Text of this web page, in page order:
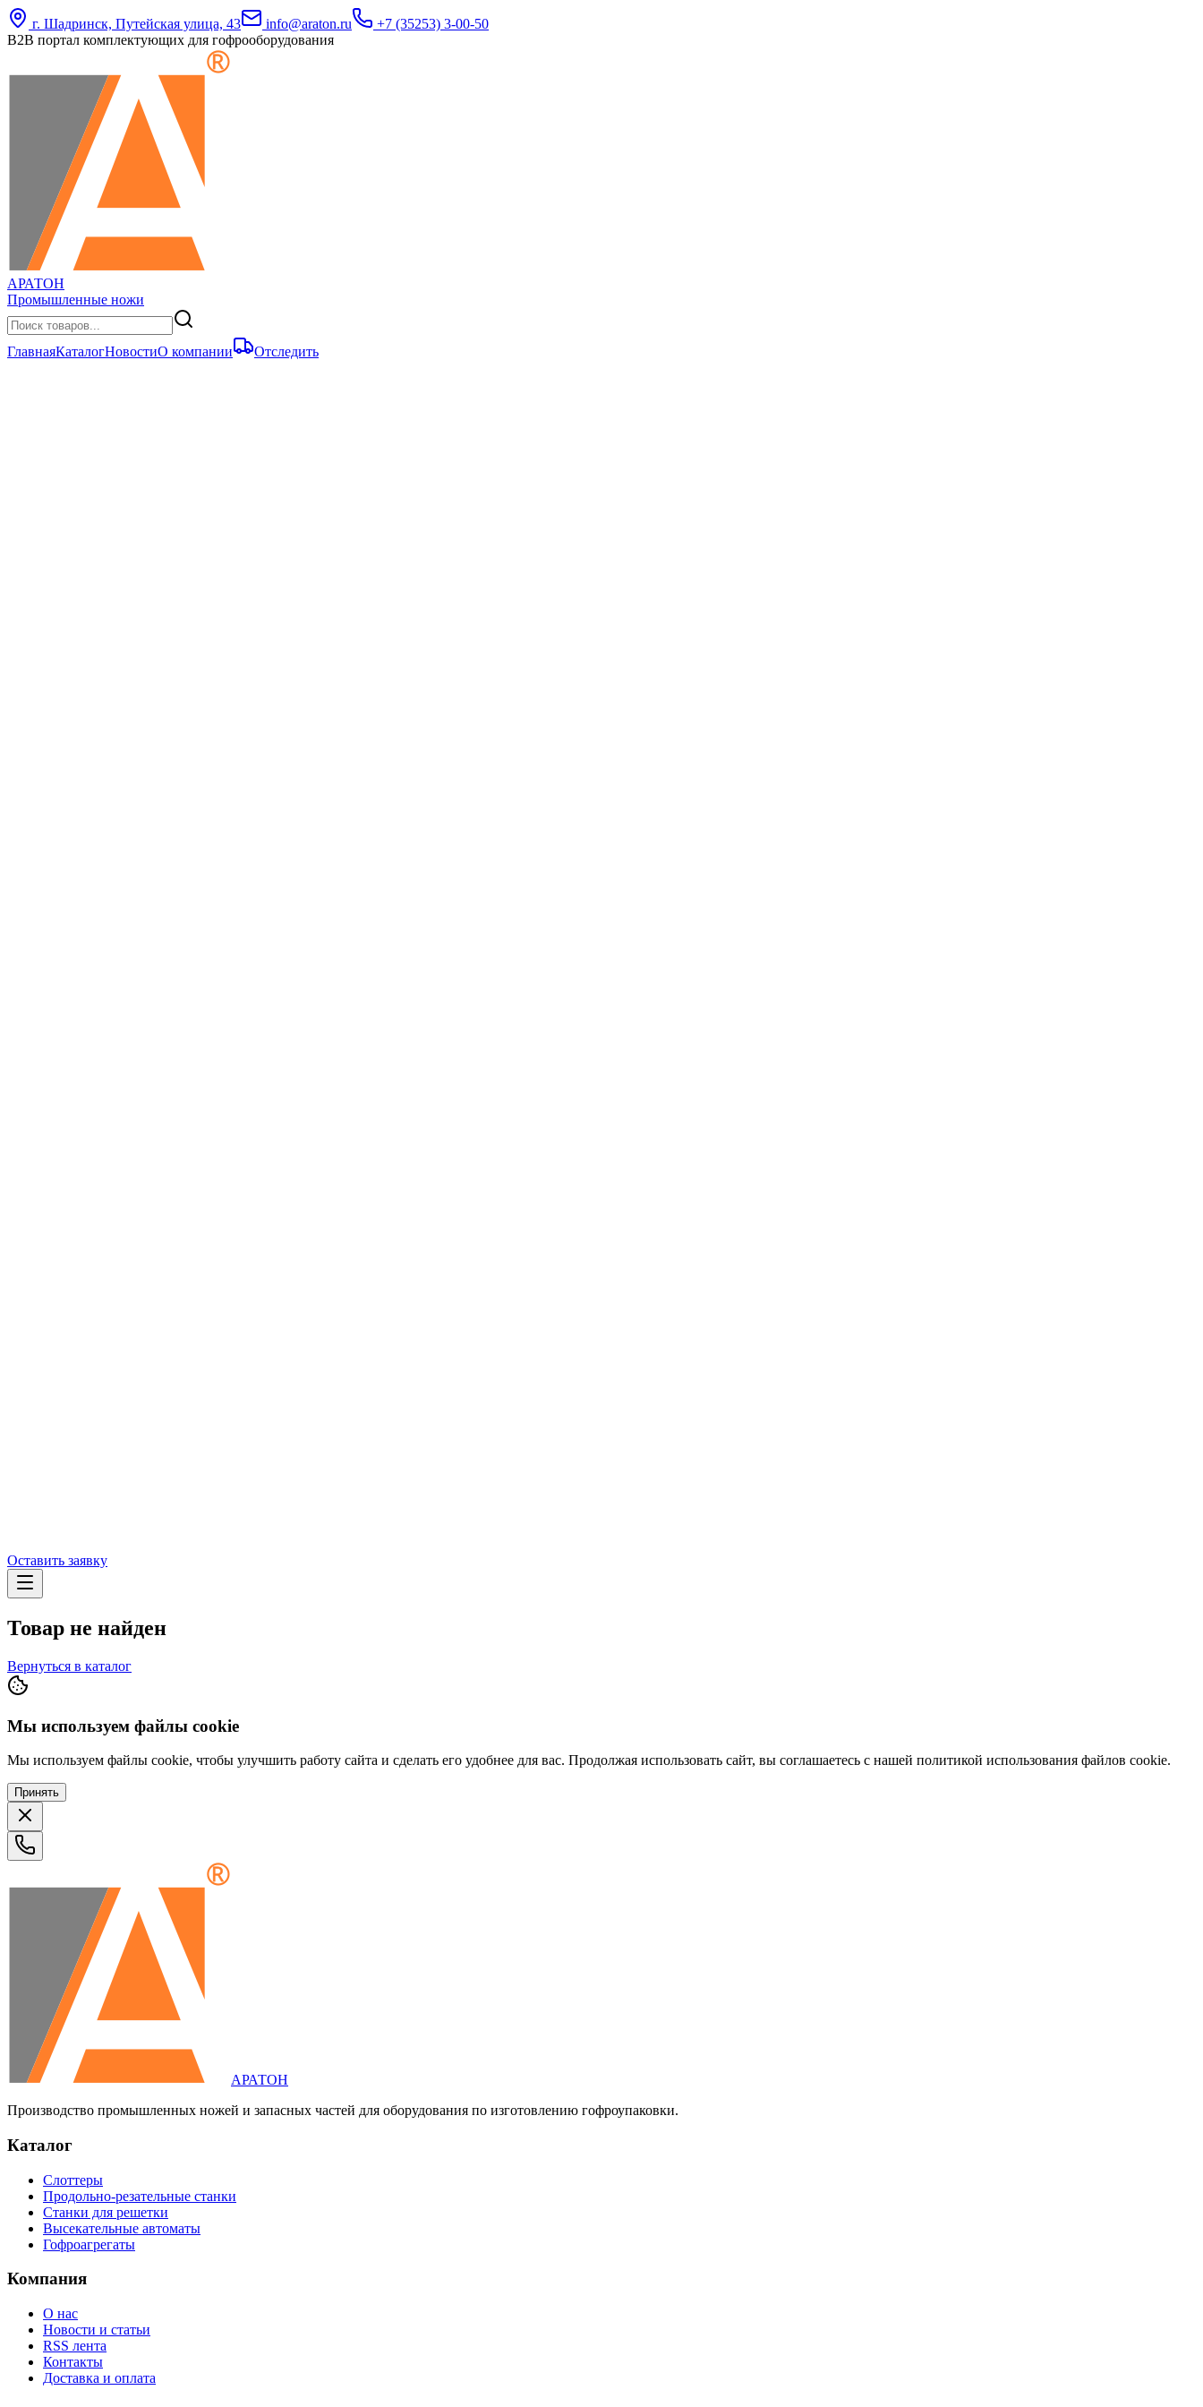
г. Шадринск, Путейская улица, 43 info@araton.ru
+7 (35253) 3-00-50
B2B портал комплектующих для гофрооборудования
АРАТОН
Промышленные ножи
ГлавнаяКаталогНовостиО компании Отследить
Оставить заявку
Товар не найден
Вернуться в каталог
Мы используем файлы cookie
Мы используем файлы cookie, чтобы улучшить работу сайта и сделать его удобнее для вас. Продолжая использовать сайт, вы соглашаетесь с нашей политикой использования файлов cookie.
Принять
АРАТОН
Производство промышленных ножей и запасных частей для оборудования по изготовлению гофроупаковки.
Каталог
Слоттеры
Продольно-резательные станки
Станки для решетки
Высекательные автоматы
Гофроагрегаты
Компания
О нас
Новости и статьи
RSS лента
Контакты
Доставка и оплата